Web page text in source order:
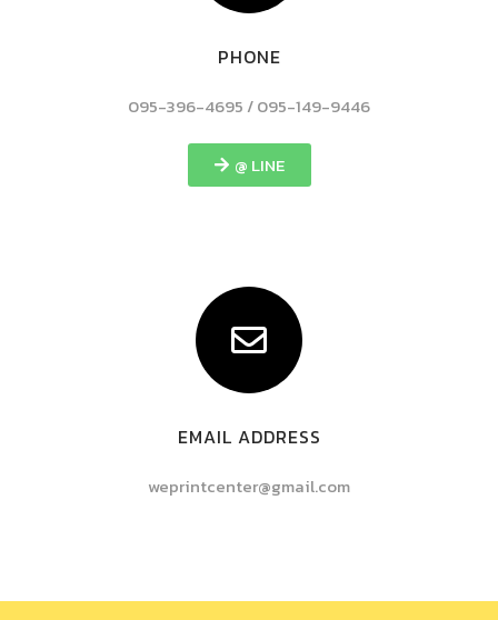
PHONE
095-396-4695 / 095-149-9446
@ LINE
EMAIL ADDRESS
weprintcenter@gmail.com